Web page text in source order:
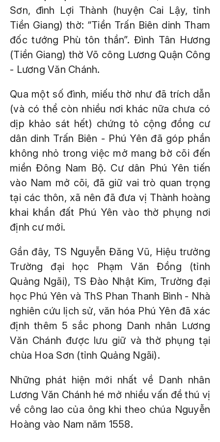
Sơn, đình Lợi Thành (huyện Cai Lậy, tỉnh
Tiền Giang) thờ: “Tiền Trấn Biên dinh Tham
đốc tướng Phù tôn thần”. Đình Tân Hương
(Tiền Giang) thờ Võ công Lương Quận Công
- Lương Văn Chánh.
Qua một số đình, miếu thờ như đã trích dẫn
(và có thể còn nhiều nơi khác nữa chưa có
dịp khảo sát hết) chứng tỏ cộng đồng cư
dân dinh Trấn Biên - Phú Yên đã góp phần
không nhỏ trong việc mở mang bờ cõi đến
miền Đông Nam Bộ. Cư dân Phú Yên tiến
vào Nam mở cõi, đã giữ vai trò quan trọng
tại các thôn, xã nên đã đưa vị Thành hoàng
khai khẩn đất Phú Yên vào thờ phụng nơi
định cư mới.
Gần đây, TS Nguyễn Đăng Vũ, Hiệu trưởng
Trường đại học Phạm Văn Đồng (tỉnh
Quảng Ngãi), TS Đào Nhật Kim, Trường đại
học Phú Yên và ThS Phan Thanh Bình - Nhà
nghiên cứu lịch sử, văn hóa Phú Yên đã xác
định thêm 5 sắc phong Danh nhân Lương
Văn Chánh được lưu giữ và thờ phụng tại
chùa Hoa Sơn (tỉnh Quảng Ngãi).
Những phát hiện mới nhất về Danh nhân
Lương Văn Chánh hé mở nhiều vấn đề thú vị
về công lao của ông khi theo chúa Nguyễn
Hoàng vào Nam năm 1558.